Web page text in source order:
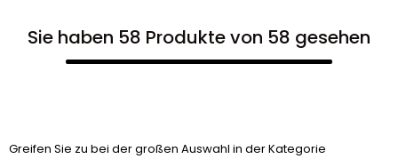
Sie haben 58 Produkte von 58 gesehen
Greifen Sie zu bei der großen Auswahl in der Kategorie